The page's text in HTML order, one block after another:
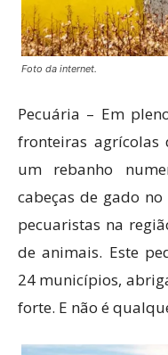
Foto da internet.
Pecuária – Em
fronteiras agrícolas
um rebanho
cabeças de gado
pecuaristas na
de animais. Este
24 municípios,
forte. E não é